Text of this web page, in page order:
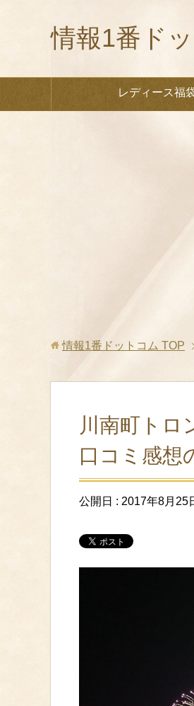
情報1番ド
レディース福
情報1番ドットコム TOP
川南町トロ
口コミ感想
公開日 : 2017年8月25